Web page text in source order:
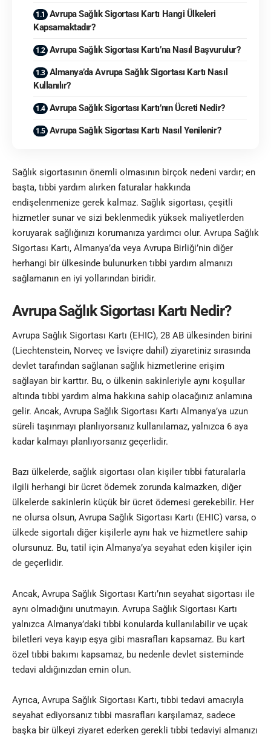
Avrupa Sağlık Sigortası Kartı Hangi Ülkeleri
Kapsamaktadır?
Avrupa Sağlık Sigortası Kartı’na Nasıl Başvurulur?
Almanya’da Avrupa Sağlık Sigortası Kartı Nasıl
Kullanılır?
Avrupa Sağlık Sigortası Kartı’nın Ücreti Nedir?
Avrupa Sağlık Sigortası Kartı Nasıl Yenilenir?
Sağlık sigortasının önemli olmasının birçok nedeni vardır; en
başta, tıbbi yardım alırken faturalar hakkında
endişelenmenize gerek kalmaz. Sağlık sigortası, çeşitli
hizmetler sunar ve sizi beklenmedik yüksek maliyetlerden
koruyarak sağlığınızı korumanıza yardımcı olur. Avrupa Sağlık
Sigortası Kartı, Almanya’da veya Avrupa Birliği’nin diğer
herhangi bir ülkesinde bulunurken tıbbi yardım almanızı
sağlamanın en iyi yollarından biridir.
Avrupa Sağlık Sigortası Kartı Nedir?
Avrupa Sağlık Sigortası Kartı (EHIC), 28 AB ülkesinden birini
(Liechtenstein, Norveç ve İsviçre dahil) ziyaretiniz sırasında
devlet tarafından sağlanan sağlık hizmetlerine erişim
sağlayan bir karttır. Bu, o ülkenin sakinleriyle aynı koşullar
altında tıbbi yardım alma hakkına sahip olacağınız anlamına
gelir. Ancak, Avrupa Sağlık Sigortası Kartı Almanya’ya uzun
süreli taşınmayı planlıyorsanız kullanılamaz, yalnızca 6 aya
kadar kalmayı planlıyorsanız geçerlidir.
Bazı ülkelerde, sağlık sigortası olan kişiler tıbbi faturalarla
ilgili herhangi bir ücret ödemek zorunda kalmazken, diğer
ülkelerde sakinlerin küçük bir ücret ödemesi gerekebilir. Her
ne olursa olsun, Avrupa Sağlık Sigortası Kartı (EHIC) varsa, o
ülkede sigortalı diğer kişilerle aynı hak ve hizmetlere sahip
olursunuz. Bu, tatil için Almanya’ya seyahat eden kişiler için
de geçerlidir.
Ancak, Avrupa Sağlık Sigortası Kartı’nın seyahat sigortası ile
aynı olmadığını unutmayın. Avrupa Sağlık Sigortası Kartı
yalnızca Almanya’daki tıbbi konularda kullanılabilir ve uçak
biletleri veya kayıp eşya gibi masrafları kapsamaz. Bu kart
özel tıbbi bakımı kapsamaz, bu nedenle devlet sisteminde
tedavi aldığınızdan emin olun.
Ayrıca, Avrupa Sağlık Sigortası Kartı, tıbbi tedavi amacıyla
seyahat ediyorsanız tıbbi masrafları karşılamaz, sadece
başka bir ülkeyi ziyaret ederken gerekli tıbbi tedaviyi almanızı